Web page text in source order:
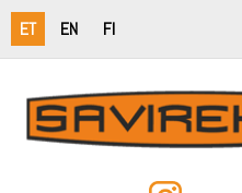
ET EN FI